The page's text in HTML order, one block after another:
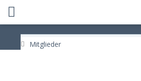
Mitglieder